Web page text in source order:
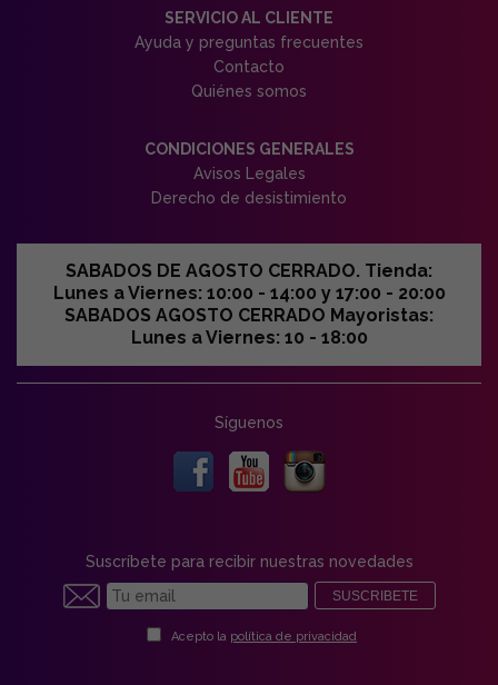
SERVICIO AL CLIENTE
Ayuda y preguntas frecuentes
Contacto
Quiénes somos
CONDICIONES GENERALES
Avisos Legales
Derecho de desistimiento
SABADOS DE AGOSTO CERRADO. Tienda:
Lunes a Viernes: 10:00 - 14:00 y 17:00 - 20:00
SABADOS AGOSTO CERRADO Mayoristas:
Lunes a Viernes: 10 - 18:00
Síguenos
Suscríbete para recibir nuestras novedades
SUSCRIBETE
Acepto la política de privacidad